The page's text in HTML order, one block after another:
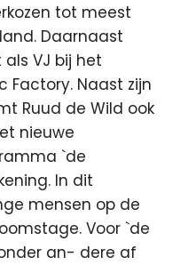
tot meest
Daarnaast
VJ bij het
Factory. Naast zijn
Ruud de Wild ook
nieuwe
`de
In dit
mensen op de
Voor `de
an- dere af